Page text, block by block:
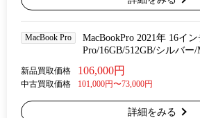
MacBook Pro
MacBookPro 2021年 16イ
Pro/16GB/512GB/シルバー
新品買取価格 106,000円
中古買取価格 101,000円〜73,000円
詳細をみる